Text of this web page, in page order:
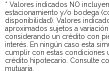
* Valores indicados NO
estacionamiento y/o bodega
disponibilidad). Valores
aproximados sujetos a
considerando un crédito con
interés. En ningún caso esta
cumplir con estas condiciones
crédito hipotecario. Consulte
mutuaria.